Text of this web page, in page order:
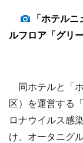
「ホテル
ルフロア「グリ
同ホテルと「
区）を運営する
ロナウイルス感
け、オータニグ